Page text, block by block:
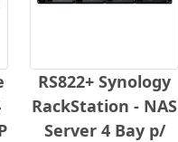
RS822+ Synology
RackStation - NAS
Server 4 Bay p/